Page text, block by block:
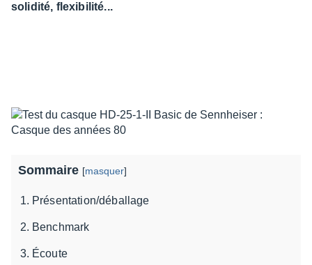
solidité, flexibilité...
Sommaire [masquer]
Présentation/déballage
Benchmark
Écoute